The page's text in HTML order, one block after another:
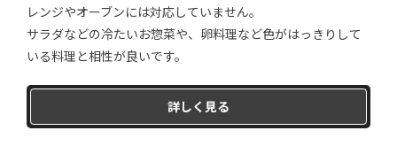
レンジやオーブンには対応していません。
サラダなどの冷たいお惣菜や、卵料理など色がはっきりして
いる料理と相性が良いです。
詳しく見る